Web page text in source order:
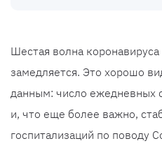
Шестая волна
замедляется. Это хорошо
данным: число ежедневных
и, что еще более важно,
госпитализаций по поводу